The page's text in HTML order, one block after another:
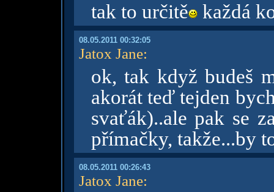
tak to určitě každá
08.05.2011 00:32:05
Jatox Jane:
ok, tak když budeš
akorát teď tejden
svaťák)..ale pak se
přímačky, takže...by
08.05.2011 00:26:43
Jatox Jane: